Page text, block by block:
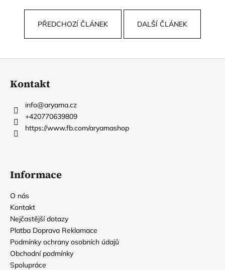
PŘEDCHOZÍ ČLÁNEK DALŠÍ ČLÁNEK
Z
Kontakt
info@aryama.cz
+420770639809
https://www.fb.com/aryamashop
Informace
O nás
Kontakt
Nejčastější dotazy
Platba Doprava Reklamace
Podmínky ochrany osobních údajů
Obchodní podmínky
Spolupráce